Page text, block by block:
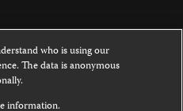
is licensed under a
NoDerivatives 4.0
who is using our
The data is anonymous
information.